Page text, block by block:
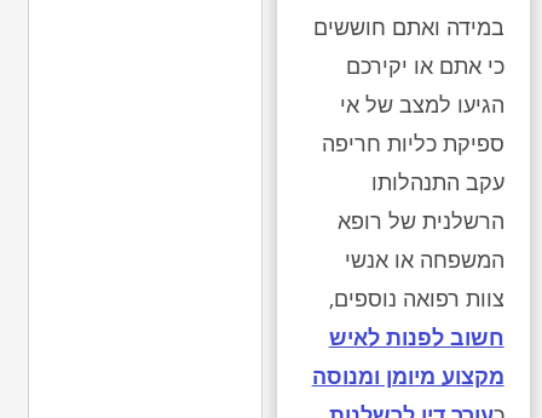
במידה ואתם חוששים
כי אתם או יקירכם
הגיעו למצב של אי
ספיקת כליות חריפה
עקב התנהלותו
הרשלנית של רופא
המשפחה או אנשי
צוות רפואה נוספים,
חשוב לפנות לאיש
מקצוע מיומן ומנוסה